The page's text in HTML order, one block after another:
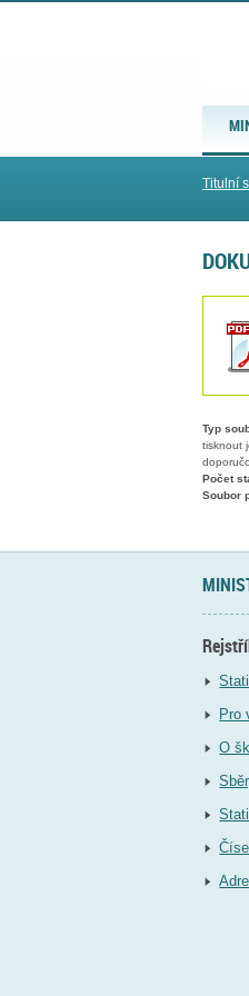
Titulní
Typ
tisknout
Počet
Soubor
Pro
O